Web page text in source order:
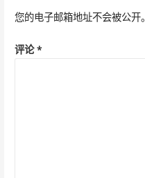
您的电子邮箱地址不会被公开。
评论*